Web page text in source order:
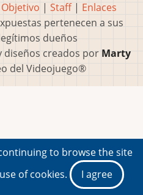
Objetivo | Staff| Enlaces
pertenecen a sus
dueños
diseños creados por Marty
del Videojuego®
to browse the site
of cookies.
I agree